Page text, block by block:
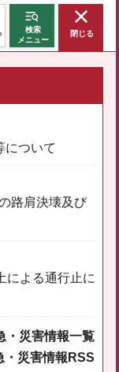
検索
メニュー
閉じる
について
路肩決壊及び
による通行止に
・災害情報一覧
・災害情報RSS